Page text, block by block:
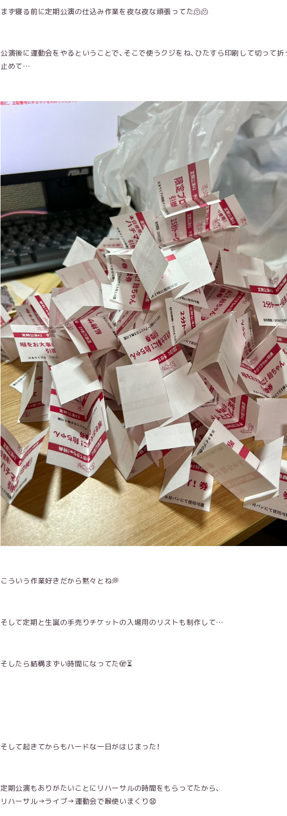
まず寝る前に定期公演の仕込み作業を夜な夜な頑張ってた🫠🫠
公演後に運動会をやるということで、そこで使うクジをね、ひたすら印刷して切って
止めて…
こういう作業好きだから黙々とね💭
そして定期と生誕の手売りチケットの入場用のリストも制作して…
そしたら結構まずい時間になってた🫣⏳
そして起きてからもハードな一日がはじまった！
定期公演もありがたいことにリハーサルの時間をもらってたから、
リハーサル→ライブ→運動会で喉使いまくり😧